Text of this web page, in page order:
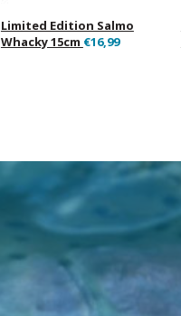
Limited Edition Salmo
Whacky 15cm €16,99